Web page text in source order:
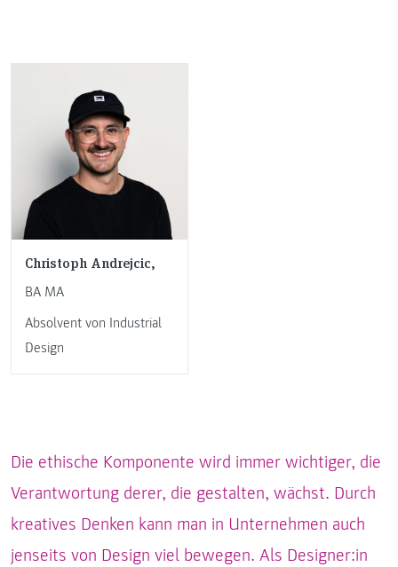
Christoph Andrejcic,
BA MA
Absolvent von Industrial
Design
Die ethische Komponente wird immer wichtiger, die
Verantwortung derer, die gestalten, wächst. Durch
kreatives Denken kann man in Unternehmen auch
jenseits von Design viel bewegen. Als Designer:in